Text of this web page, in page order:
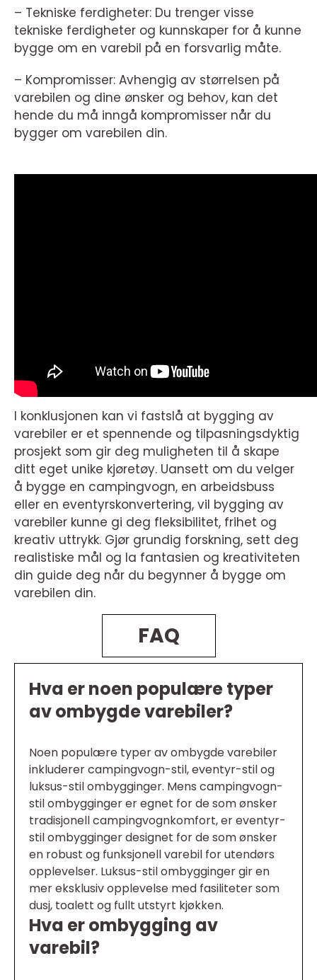
– Tekniske ferdigheter: Du trenger visse
tekniske ferdigheter og kunnskaper for å kunne
bygge om en varebil på en forsvarlig måte.
– Kompromisser: Avhengig av størrelsen på
varebilen og dine ønsker og behov, kan det
hende du må inngå kompromisser når du
bygger om varebilen din.
I konklusjonen kan vi fastslå at bygging av
varebiler er et spennende og tilpasningsdyktig
prosjekt som gir deg muligheten til å skape
ditt eget unike kjøretøy. Uansett om du velger
å bygge en campingvogn, en arbeidsbuss
eller en eventyrskonvertering, vil bygging av
varebiler kunne gi deg fleksibilitet, frihet og
kreativ uttrykk. Gjør grundig forskning, sett deg
realistiske mål og la fantasien og kreativiteten
din guide deg når du begynner å bygge om
varebilen din.
FAQ
Hva er noen populære typer
av ombygde varebiler?
Noen populære typer av ombygde varebiler
inkluderer campingvogn-stil, eventyr-stil og
luksus-stil ombygginger. Mens campingvogn-
stil ombygginger er egnet for de som ønsker
tradisjonell campingvognkomfort, er eventyr-
stil ombygginger designet for de som ønsker
en robust og funksjonell varebil for utendørs
opplevelser. Luksus-stil ombygginger gir en
mer eksklusiv opplevelse med fasiliteter som
dusj, toalett og fullt utstyrt kjøkken.
Hva er ombygging av
varebil?